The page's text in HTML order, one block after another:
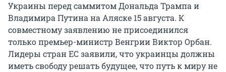
Украины перед саммитом Дональда Трампа и
Владимира Путина на Аляске 15 августа. К
совместному заявлению не присоединился
только премьер-министр Венгрии Виктор Орбан.
Лидеры стран ЕС заявили, что украинцы должны
иметь свободу решать будущее, что путь к миру не